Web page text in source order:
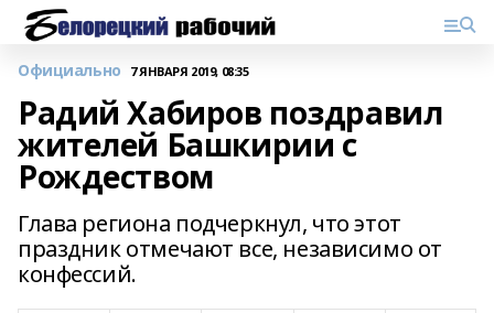
Официально 7 ЯНВАРЯ 2019, 08:35
Радий Хабиров поздравил
жителей Башкирии с
Рождеством
Глава региона подчеркнул, что этот
праздник отмечают все, независимо от
конфессий.